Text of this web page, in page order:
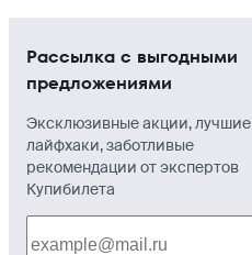
Рассылка с выгодными
предложениями
Эксклюзивные акции, лучшие
лайфхаки, заботливые
рекомендации от экспертов
Купибилета